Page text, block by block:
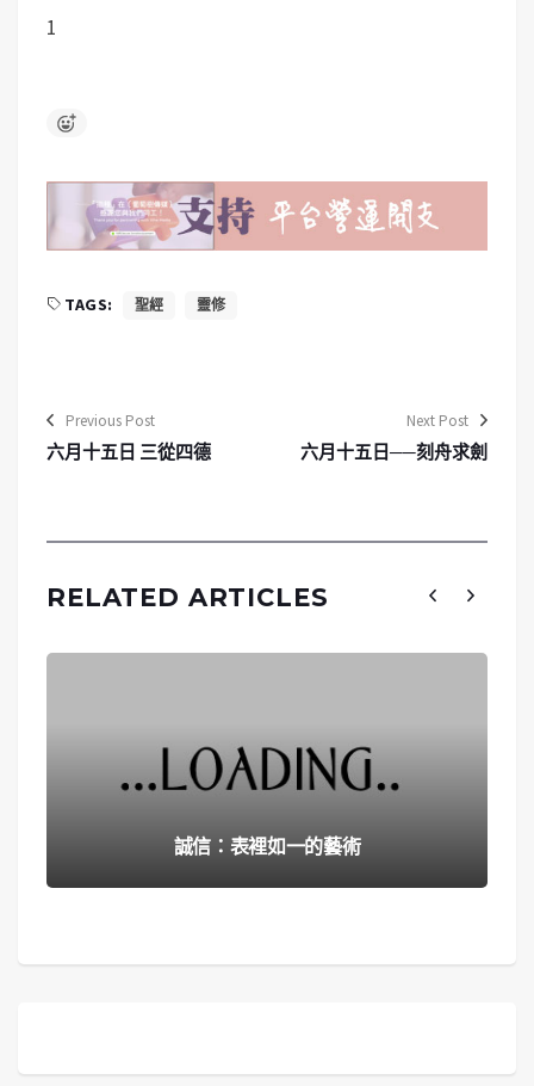
1
TAGS: 聖經 靈修
Previous Post
六月十五日 三從四德
Next Post
六月十五日──刻舟求劍
RELATED ARTICLES
誠信：表裡如一的藝術